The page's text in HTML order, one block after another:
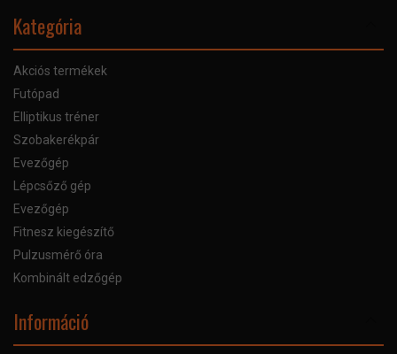
Kategória
Akciós termékek
Futópad
Elliptikus tréner
Szobakerékpár
Evezőgép
Lépcsőző gép
Evezőgép
Fitnesz kiegészítő
Pulzusmérő óra
Kombinált edzőgép
Információ